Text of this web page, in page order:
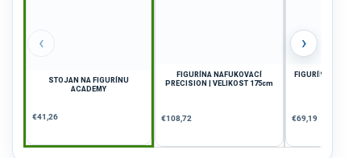
‹
STOJAN NA FIGURÍNU
ACADEMY
€41,26
FIGURÍNA NAFUKOVACÍ
PRECISION | VELIKOST 175cm
€108,72
FIGURÍNY
€69,19
›